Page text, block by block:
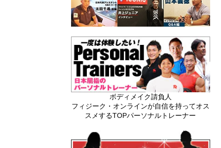
ボディメイク請負人
フィジーク・オンラインが自信を持ってオス
スメするTOPパーソナルトレーナー